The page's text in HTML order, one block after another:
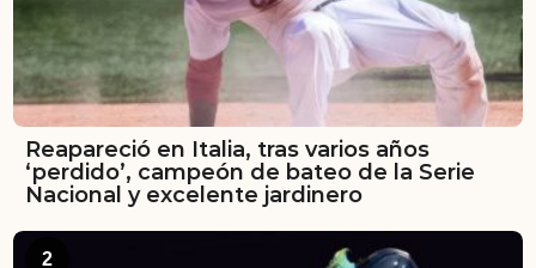
Reapareció en Italia, tras varios años
‘perdido’, campeón de bateo de la Serie
Nacional y excelente jardinero
2